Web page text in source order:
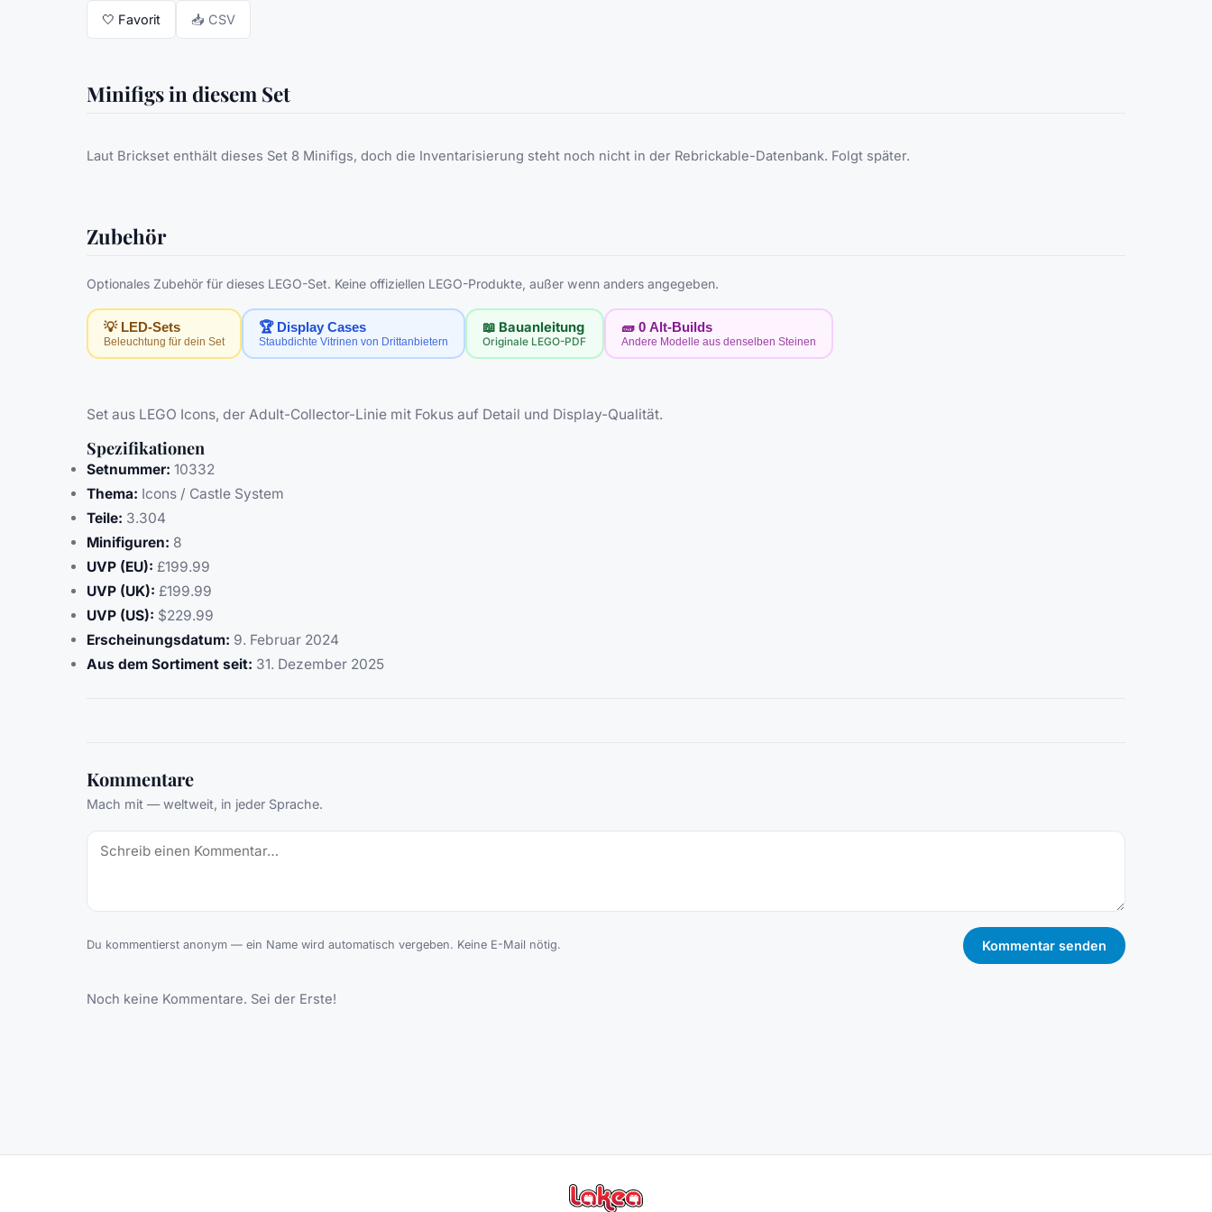
🤍 Favorit 📥 CSV
Minifigs in diesem Set
Laut Brickset enthält dieses Set 8 Minifigs, doch die Inventarisierung steht noch nicht in der Rebrickable-Datenbank. Folgt später.
Zubehör
Optionales Zubehör für dieses LEGO-Set. Keine offiziellen LEGO-Produkte, außer wenn anders angegeben.
💡 LED-Sets
Beleuchtung für dein Set
🏆 Display Cases
Staubdichte Vitrinen von Drittanbietern
📖 Bauanleitung
Originale LEGO-PDF
🧱 0 Alt-Builds
Andere Modelle aus denselben Steinen
Set aus LEGO Icons, der Adult-Collector-Linie mit Fokus auf Detail und Display-Qualität.
Spezifikationen
Setnummer: 10332
Thema: Icons / Castle System
Teile: 3.304
Minifiguren: 8
UVP (EU): £199.99
UVP (UK): £199.99
UVP (US): $229.99
Erscheinungsdatum: 9. Februar 2024
Aus dem Sortiment seit: 31. Dezember 2025
Kommentare
Mach mit — weltweit, in jeder Sprache.
Du kommentierst anonym — ein Name wird automatisch vergeben. Keine E-Mail nötig. Kommentar senden
Noch keine Kommentare. Sei der Erste!